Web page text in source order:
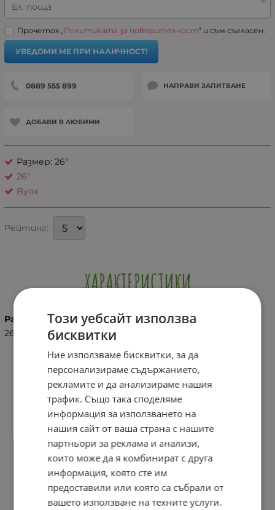
Ел. поща
Прочетох „ Политиката за поверителност“ и съм съгласен.
УВЕДОМИ МЕ ПРИ НАЛИЧНОСТ!
0889 555 899 НАПРАВИ ЗАПИТВАНЕ
ДОБАВИ В ЛЮБИМИ
Размер: 26"
26"
Byox
Рейтинг:
ХАРАКТЕРИСТИКИ
Размер
26"
Този уебсайт използва
бисквитки
Ние използваме бисквитки, за да
персонализираме съдържанието,
рекламите и да анализираме нашия
трафик. Също така споделяме
информация за използването на
нашия сайт от ваша страна с нашите
партньори за реклама и анализи,
които може да я комбинират с друга
информация, която сте им
предоставили или която са събрали от
вашето използване на техните услуги.